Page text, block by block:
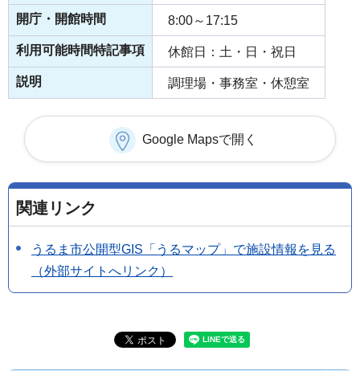
開庁・開館時間 8:00～17:15
利用可能時間特記事項 休館日：土・日・祝日
説明 調理場・事務室・休憩室
Google Mapsで開く
関連リンク
うるま市公開型GIS「うるマップ」で施設情報を見る
（外部サイトへリンク）